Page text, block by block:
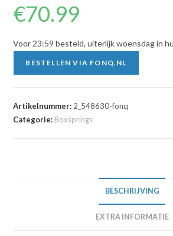
€70.99
Voor 23:59 besteld, uiterlijk woensdag in
BESTELLEN VIA FONQ.NL
Artikelnummer: 2_548630-fonq
Categorie: Boxsprings
BESCHRIJVING
EXTRA INFORMATIE